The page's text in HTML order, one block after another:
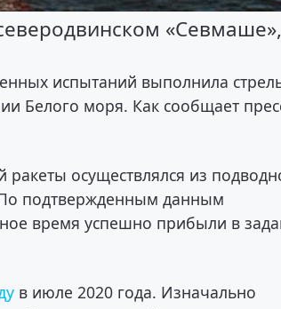
«Севмаше»,
испытаний выполнила
Белого моря. Как сообщает
осуществлялся из
подтвержденным данным
время успешно прибыли в
в июле 2020 года. Изначально